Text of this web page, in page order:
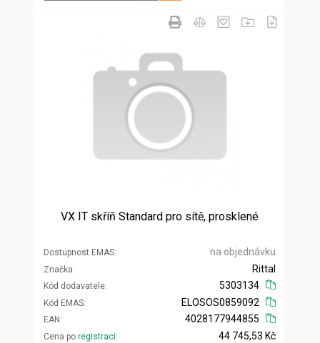
VX IT skříň Standard pro sítě, prosklené
Dostupnost EMAS na objednávku
Značka
Kód dodavatele
Rittal
5303134
Kód EMAS
EAN
ELOSOS0859092
4028177944855
Cena po registraci
44 745,53 Kč